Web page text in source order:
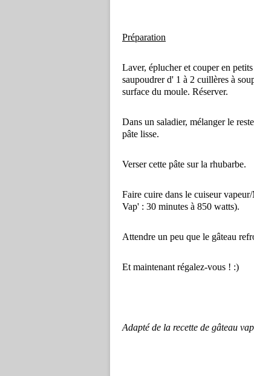
Préparation
Laver, éplucher et couper en
saupoudrer d' 1 à 2 cuillères à
surface du moule. Réserver.
Dans un saladier, mélanger le
pâte lisse.
Verser cette pâte sur la rhubarbe.
Faire cuire dans le cuiseur
Vap' : 30 minutes à 850 watts).
Attendre un peu que le gâteau
Et maintenant régalez-vous ! :)
Adapté de la recette de gâteau